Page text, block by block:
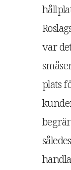
var
plats